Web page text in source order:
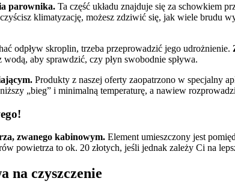
parownika. Ta część układu znajduje się za schowkiem
klimatyzację, możesz zdziwić się, jak wiele
odpływ skroplin, trzeba przeprowadzić jego udrożnienie.
aby sprawdzić, czy płyn swobodnie spływa.
Produkty z naszej oferty zaopatrzono w specjalny
„bieg” i minimalną temperaturę, a nawiew
zwanego kabinowym. Element umieszczony jest
powietrza to ok. 20 złotych, jeśli jednak zależy Ci na
na czyszczenie